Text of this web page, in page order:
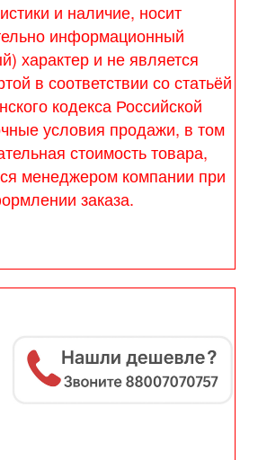
и наличие, носит
информационный
характер и не является
в соответствии со статьёй
кодекса Российской
условия продажи, в том
стоимость товара,
менеджером компании при
заказа.